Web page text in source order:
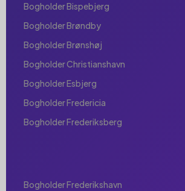
Bogholder Bispebjerg
Bogholder Brøndby
Bogholder Brønshøj
Bogholder Christianshavn
Bogholder Esbjerg
Bogholder Fredericia
Bogholder Frederiksberg
Bogholder Frederikshavn